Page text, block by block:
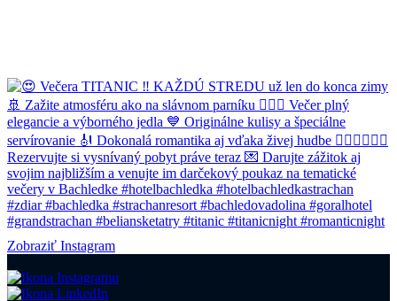
Zobraziť Instagram